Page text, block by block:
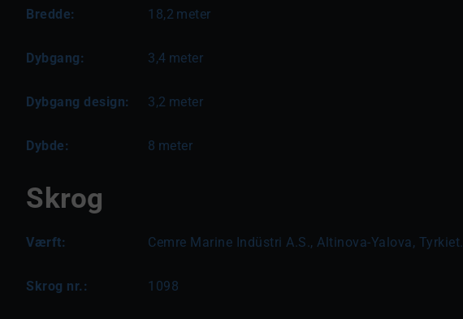
Bredde: 18,2 meter
Dybgang: 3,4 meter
Dybgang design: 3,2 meter
Dybde: 8 meter
Skrog
Værft: Cemre Marine Indüstri A.S., Altinova-Yalova, Tyrkiet.
Skrog nr.: 1098